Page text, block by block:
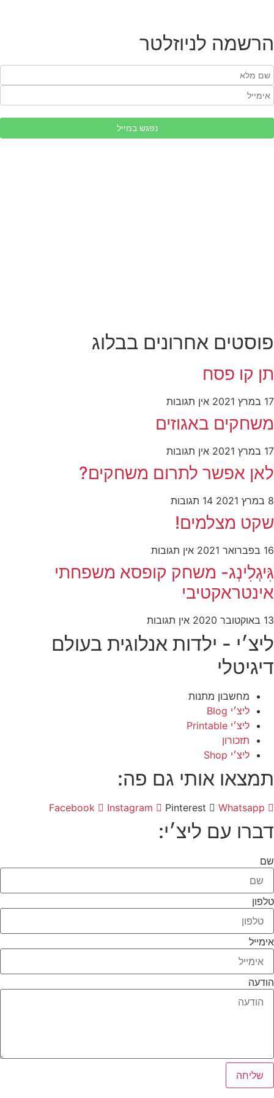
הרשמה לניוזלטר
פוסטים אחרונים בבלוג
תן קו פסח
17 במרץ 2021 אין תגובות
משחקים באגוזים
17 במרץ 2021 אין תגובות
לאן אפשר לתרום משחקים?
8 במרץ 2021 14 תגובות
שקט מצלמים!
16 בפברואר 2021 אין תגובות
גִּיגְלִינְג- משחק קופסא משפחתי
אינטראקטיבי
13 באוקטובר 2020 אין תגובות
ליצ׳י - ילדות אנלוגית בעולם
דיגיטלי
מחשבון מתנות
ליצ׳י Blog
ליצ׳י Printable
תזכורון
ליצ׳י Shop
תמצאו אותי גם פה:
Facebook Instagram Pinterest Whatsapp
דברו עם ליצ׳י:
שם
טלפון
אימייל
הודעה
שליחה